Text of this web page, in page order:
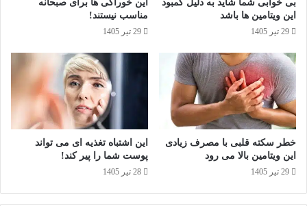
ب
و
د
ا
ی
ن
و
ی
ت
ا
م
ی
ه
بی خوابی شما شاید به دلیل کمبود
این ویتامین ها باشد
29 تیر 1405
این خوراکی‌ ها برای صبحانه
مناسب نیستند!
29 تیر 1405
خطر سکته قلبی با مصرف زیادی
این ویتامین بالا می رود
29 تیر 1405
این اشتباه تغذیه‌ ای می تواند
پوست شما را پیر کند!
28 تیر 1405